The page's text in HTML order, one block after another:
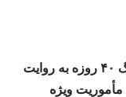
خطرناک‌ترین مأموریت جنگ ۴۰ روزه به روایت
ویژه